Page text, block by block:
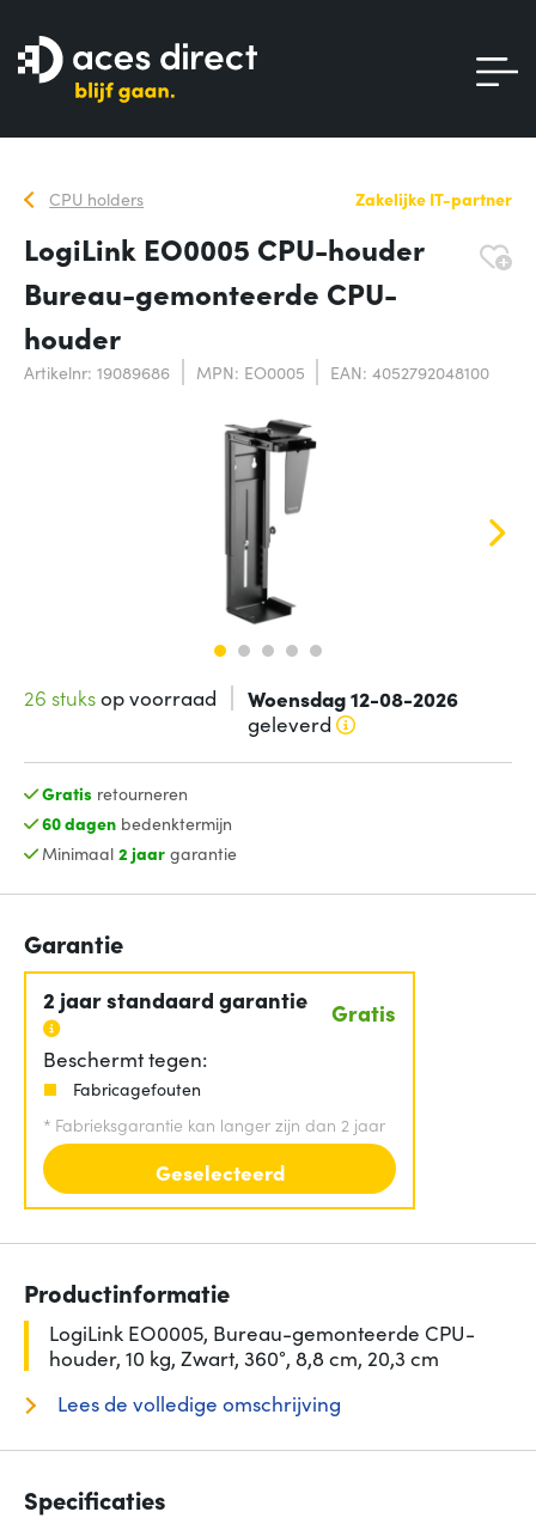
CPU holders Zakelijke IT-partner
LogiLink EO0005 CPU-houder
Bureau-gemonteerde CPU-
houder
Artikelnr: 19089686 MPN: EO0005 EAN: 4052792048100
26 stuksop voorraad Woensdag 12-08-2026
geleverd
Gratis retourneren
60 dagenbedenktermijn
Minimaal 2 jaargarantie
Garantie
2 jaar standaard garantie Gratis
Beschermt tegen:
Fabricagefouten
* Fabrieksgarantie kan langer zijn dan 2 jaar
Geselecteerd
Productinformatie
LogiLink EO0005, Bureau-gemonteerde CPU-
houder, 10 kg, Zwart, 360°, 8,8 cm, 20,3 cm
Lees de volledige omschrijving
Specificaties